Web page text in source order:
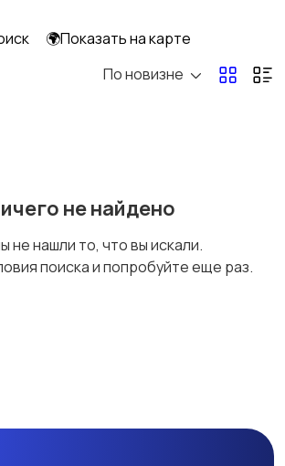
Снегоходы
🌍Показать на карте
По новизне
не найдено
не нашли то, что вы искали.
поиска и попробуйте еще раз.